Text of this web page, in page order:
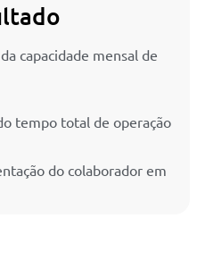
capacidade mensal de
tempo total de operação
do colaborador em